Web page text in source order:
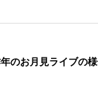
のお月見ライブの